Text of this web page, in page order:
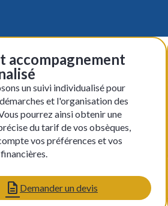
accompagnement
un suivi individualisé pour
et l'organisation des
pourrez ainsi obtenir une
du tarif de vos obsèques,
vos préférences et vos
Demander un devis